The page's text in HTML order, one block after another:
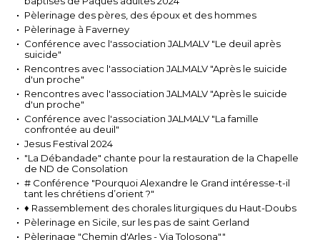
Pèlerinage des pères, des époux et des hommes
Pèlerinage à Faverney
Conférence avec l'association JALMALV "Le deuil après
suicide"
Rencontres avec l'association JALMALV "Après le suicide
d'un proche"
Rencontres avec l'association JALMALV "Après le suicide
d'un proche"
Conférence avec l'association JALMALV "La famille
confrontée au deuil"
Jesus Festival 2024
"La Débandade" chante pour la restauration de la Chapelle
de ND de Consolation
# Conférence "Pourquoi Alexandre le Grand intéresse-t-il
tant les chrétiens d’orient ?"
♦ Rassemblement des chorales liturgiques du Haut-Doubs
Pèlerinage en Sicile, sur les pas de saint Gerland
Pèlerinage "Chemin d'Arles - Via Tolosona""